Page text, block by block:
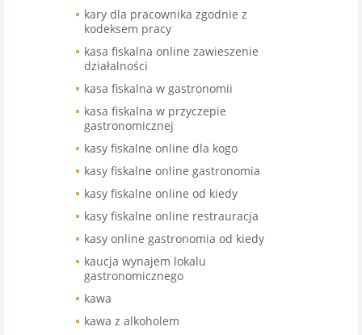
kary dla pracownika zgodnie z
kodeksem pracy
kasa fiskalna online zawieszenie
działalności
kasa fiskalna w gastronomii
kasa fiskalna w przyczepie
gastronomicznej
kasy fiskalne online dla kogo
kasy fiskalne online gastronomia
kasy fiskalne online od kiedy
kasy fiskalne online restrauracja
kasy online gastronomia od kiedy
kaucja wynajem lokalu
gastronomicznego
kawa
kawa z alkoholem